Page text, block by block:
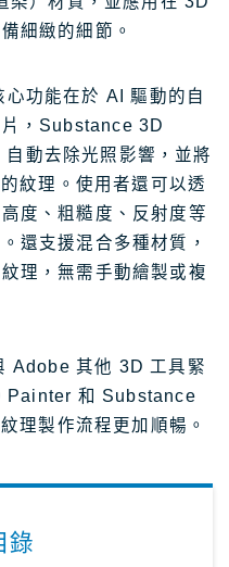
教學
細緻的細節。
功能在於 AI 驅動的自
，Substance 3D
動去除光照影響，並將
紋理。使用者還可以透
度、粗糙度、反射度等
還支援混合多種材質，
理，無需手動繪製或複
Adobe 其他 3D 工具緊
Painter 和 Substance
理製作流程更加順暢。
錄